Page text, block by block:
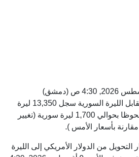
(دمشق)
سعر الدولار الأمريكي مقابل الليرة السورية سجل 13,350 ليرة
سورية و شهد ارتفاعا ملحوظا بحوالي 1,700 ليرة سورية (تغيير
من الدولار الأمريكي إلى الليرة